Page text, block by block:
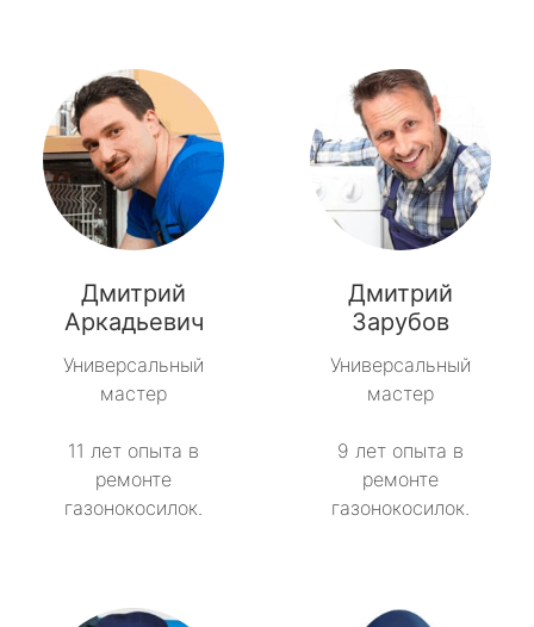
Дмитрий
Аркадьевич
Универсальный
мастер
11 лет опыта в
ремонте
газонокосилок.
Дмитрий
Зарубов
Универсальный
мастер
9 лет опыта в
ремонте
газонокосилок.